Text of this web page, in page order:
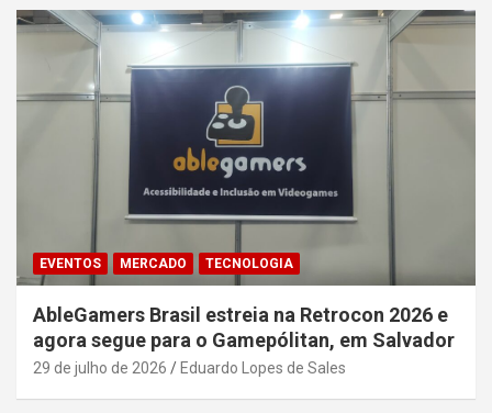
EVENTOS MERCADO TECNOLOGIA
AbleGamers Brasil estreia na Retrocon 2026 e
agora segue para o Gamepólitan, em Salvador
29 de julho de 2026 Eduardo Lopes de Sales